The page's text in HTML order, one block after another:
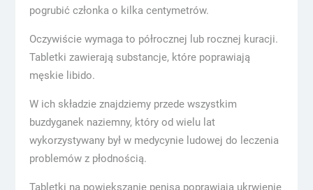
pogrubić członka o kilka centymetrów.
Oczywiście wymaga to półrocznej lub rocznej kuracji.
Tabletki zawierają substancje, które poprawiają
męskie libido.
W ich składzie znajdziemy przede wszystkim
buzdyganek naziemny, który od wielu lat
wykorzystywany był w medycynie ludowej do leczenia
problemów z płodnością.
Tabletki na powiększanie penisa poprawiają ukrwienie